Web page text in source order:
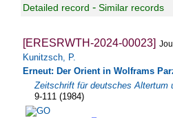
Detailed record - Similar records
[ERESRWTH-2024-00023]
Kunitzsch, P.
Erneut: Der Orient in Wolframs
Zeitschrift für deutsches Altertum
9-111 (1984)